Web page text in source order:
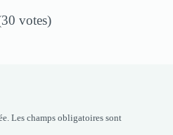
votes)
Les champs obligatoires sont